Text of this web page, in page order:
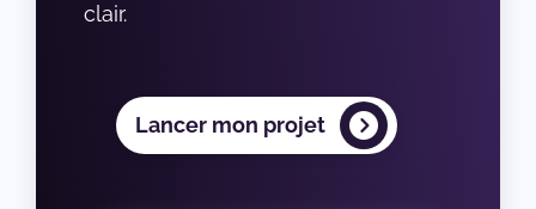
clair.
Lancer mon projet